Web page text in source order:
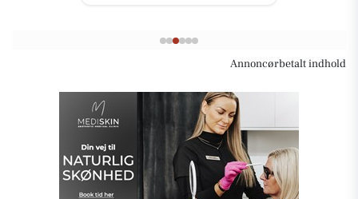
Annoncørbetalt indhold